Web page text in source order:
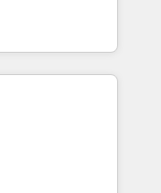
and
Track
Artificial para
organizar
objetivo é
equipes
da HubSpot
permitindo